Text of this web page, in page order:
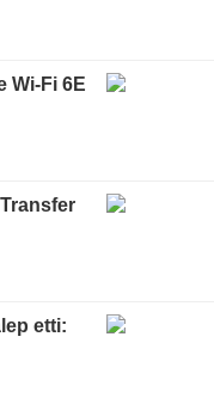
Wi-Fi 6E
etti: